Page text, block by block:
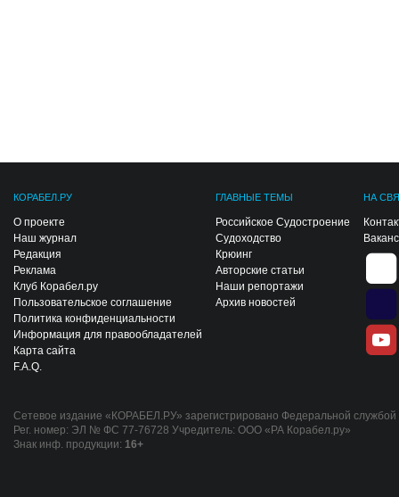
КОРАБЕЛ.РУ
О проекте
Наш журнал
Редакция
Реклама
Клуб Корабел.ру
Пользовательское соглашение
Политика конфиденциальности
Информация для правообладателей
Карта сайта
F.A.Q.
ГЛАВНЫЕ ТЕМЫ
Российское Судостроение
Судоходство
Крюинг
Авторские статьи
Наши репортажи
Архив новостей
НА
Сетевое издание «КОРАБЕЛ.РУ» зарегистрировано Федеральной
Рег. номер: ЭЛ № ФС 77-76728 Учредитель: ООО «РА Корабел.ру»
Знак инф. продукции: 16+